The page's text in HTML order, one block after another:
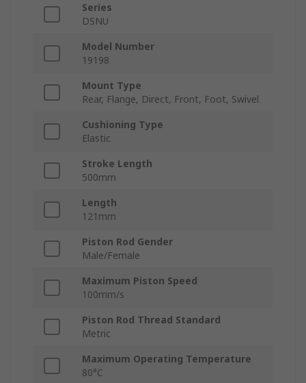
Series
DSNU
Model Number
19198
Mount Type
Rear, Flange, Direct, Front, Foot, Swivel
Cushioning Type
Elastic
Stroke Length
500mm
Length
121mm
Piston Rod Gender
Male/Female
Maximum Piston Speed
100mm/s
Piston Rod Thread Standard
Metric
Maximum Operating Temperature
80°C